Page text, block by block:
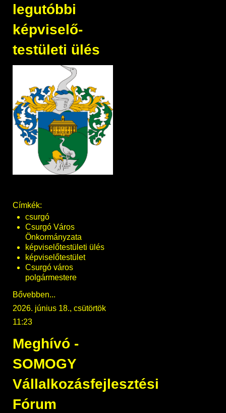
legutóbbi
képviselő-
testületi ülés
Címkék:
csurgó
Csurgó Város
Önkormányzata
képviselőtestületi ülés
képviselőtestület
Csurgó város
polgármestere
Bővebben...
2026. június 18., csütörtök
11:23
Meghívó -
SOMOGY
Vállalkozásfejlesztési
Fórum